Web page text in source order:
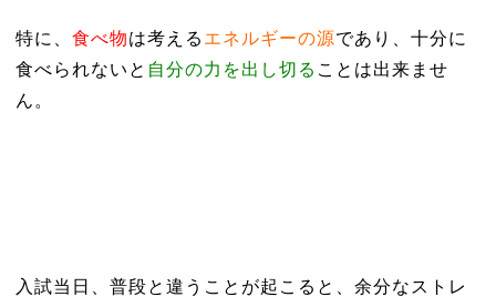
特に、 食べ物は考える エネルギーの源であり、十分に
食べられないと 自分の力を出し切る ことは出来ませ
ん。
入試当日、普段と違うことが起こると、余分なストレ